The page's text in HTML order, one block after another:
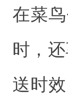
在菜
时，
送时